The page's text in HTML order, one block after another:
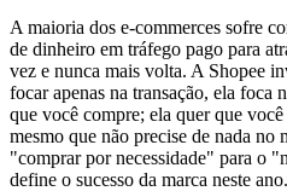
A maioria dos e-commerces sofre
de dinheiro em tráfego pago para
vez e nunca mais volta. A Shopee
focar apenas na transação, ela foca
que você compre; ela quer que
mesmo que não precise de nada no
"comprar por necessidade" para o
define o sucesso da marca neste ano.